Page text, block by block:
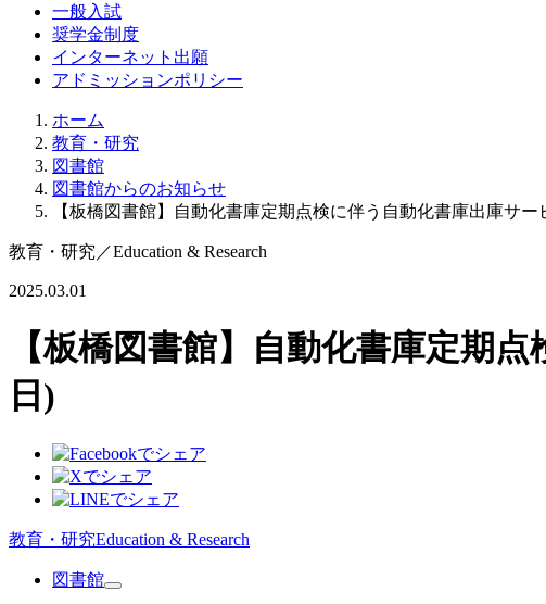
一般入試
奨学金制度
インターネット出願
アドミッションポリシー
ホーム
教育・研究
図書館
図書館からのお知らせ
【板橋図書館】自動化書庫定期点検に伴う自動化書庫出庫サ
教育・研究 ／Education & Research
2025.03.01
【板橋図書館】自動化書庫定期
日)
教育・研究Education & Research
図書館